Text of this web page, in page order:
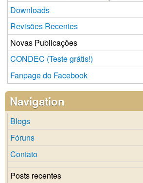
Downloads
Revisões Recentes
Novas Publicações
CONDEC (Teste grátis!)
Fanpage do Facebook
Navigation
Blogs
Fóruns
Contato
Posts recentes